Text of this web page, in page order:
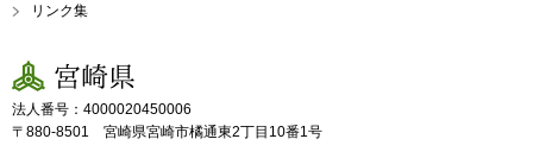
リンク集
宮崎県
法人番号：4000020450006
〒880-8501 宮崎県宮崎市橘通東2丁目10番1号